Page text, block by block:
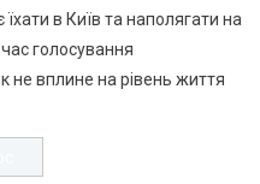
в Київ та наполягати на
час голосування
не вплине на рівень життя